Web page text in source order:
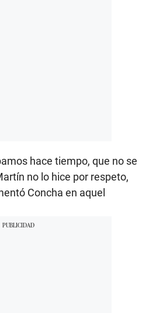
hace tiempo, que no se
no lo hice por respeto,
Concha en aquel